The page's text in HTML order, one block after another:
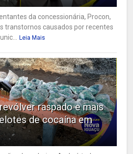
da concessionária, Procon,
transtornos causados por recentes
Leia Mais
raspado e mais
de cocaína em